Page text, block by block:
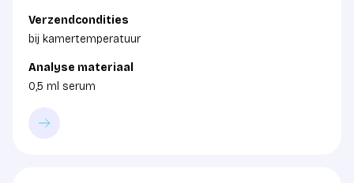
Verzendcondities
bij kamertemperatuur
Analyse materiaal
0,5 ml serum